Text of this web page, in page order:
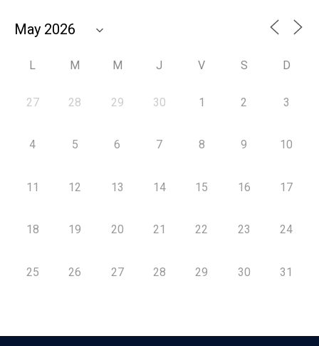
L M M J V S D
27 28 29 30 1 2 3
4 5 6 7 8 9 10
11 12 13 14 15 16 17
18 19 20 21 22 23 24
25 26 27 28 29 30 31